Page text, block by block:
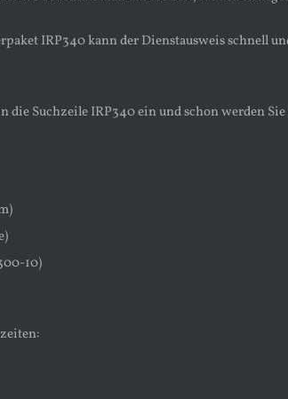
IRP340 kann der Dienstausweis schnell
die Suchzeile IRP340 ein und schon werden
10)